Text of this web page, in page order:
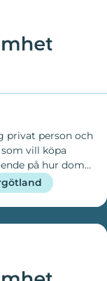
privat person och
vill köpa
på hur dom